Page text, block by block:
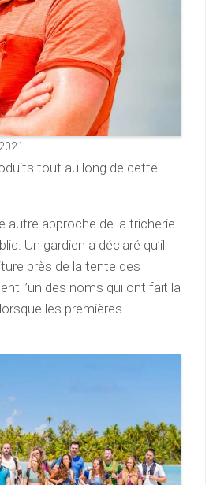
tout au long de cette
autre approche de la tricherie.
Un gardien a déclaré qu’il
près de la tente des
l’un des noms qui ont fait la
les premières